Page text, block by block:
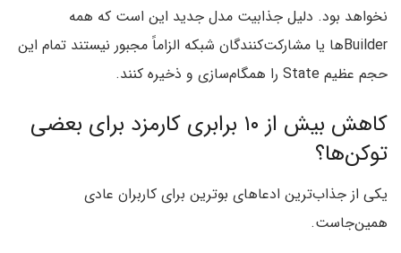
نخواهد بود. دلیل جذابیت مدل جدید این است که همه
Builderها یا مشارکت‌کنندگان شبکه الزاماً مجبور نیستند تمام این
حجم عظیم State را همگام‌سازی و ذخیره کنند.
کاهش بیش از ۱۰ برابری کارمزد برای بعضی
توکن‌ها؟
یکی از جذاب‌ترین ادعاهای بوترین برای کاربران عادی
همین‌جاست.